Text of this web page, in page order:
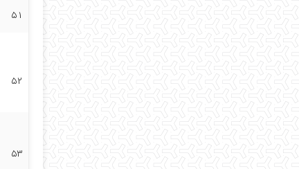
۵۱
۵۲
۵۳